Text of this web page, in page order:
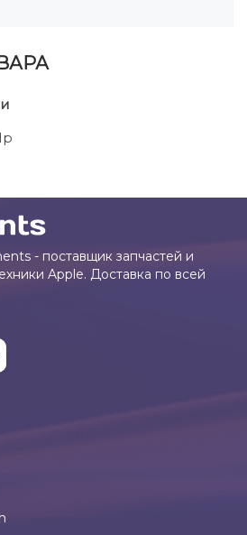
- поставщик запчастей и
Apple. Доставка по всей